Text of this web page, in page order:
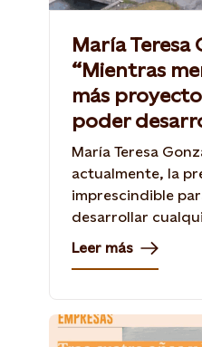
María Teresa
“Mientras
más
poder
María Teresa
actualmente, la
imprescindible
desarrollar
Leer más